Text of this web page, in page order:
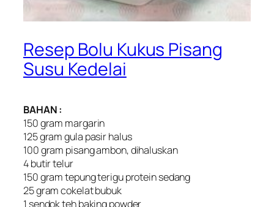
Resep Bolu Kukus Pisang
Susu Kedelai
BAHAN :
150 gram margarin
125 gram gula pasir halus
100 gram pisang ambon, dihaluskan
4 butir telur
150 gram tepung terigu protein sedang
25 gram cokelat bubuk
1 sendok teh baking powder